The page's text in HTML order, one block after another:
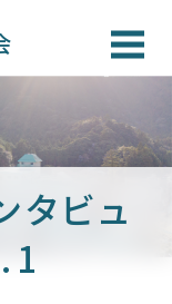
タビュ